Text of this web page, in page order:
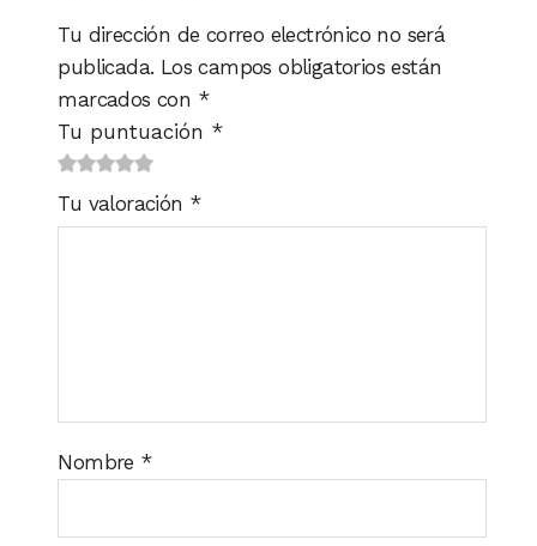
Tu dirección de correo electrónico no será
publicada. Los campos obligatorios están
marcados con *
Tu puntuación *
de
de
5
estrellas
estrellas
Tu valoración *
Nombre *